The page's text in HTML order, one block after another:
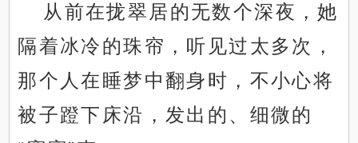
从前在拢翠居的无数个深夜，她
隔着冰冷的珠帘，听见过太多次，
那个人在睡梦中翻身时，不小心将
被子蹬下床沿，发出的、细微的